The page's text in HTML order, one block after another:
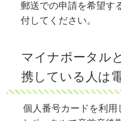
郵送での申請を希望す
付してください。
マイナポータル
携している人は
個人番号カードを利用